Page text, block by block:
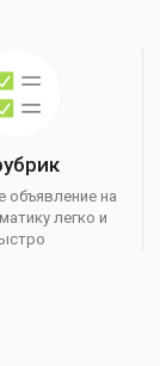
объявление на
легко и